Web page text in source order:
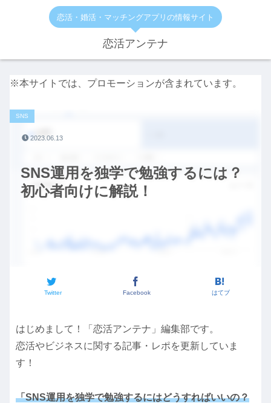
恋活・婚活・マッチングアプリの情報サイト
恋活アンテナ
※本サイトでは、プロモーションが含まれています。
SNS運用を独学で勉強するには？
初心者向けに解説！
SNS
Twitter Facebook はてブ
2023.06.13
はじめまして！「恋活アンテナ」編集部です。
恋活やビジネスに関する記事・レポを更新していま
す！
「SNS運用を独学で勉強するにはどうすればいいの？